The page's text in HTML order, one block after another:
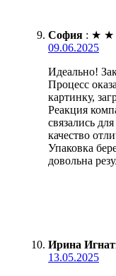
София : ★ ★
09.06.2025
Идеально!
Процесс
картинку,
Реакция
связались
качество
Упаковка
довольна
Ирина
13.05.2025